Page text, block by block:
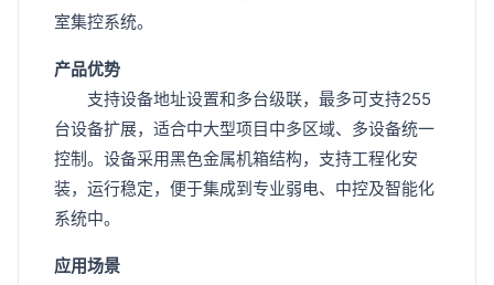
室集控系统。
产品优势
支持设备地址设置和多台级联，最多可支持255
台设备扩展，适合中大型项目中多区域、多设备统一
控制。设备采用黑色金属机箱结构，支持工程化安
装，运行稳定，便于集成到专业弱电、中控及智能化
系统中。
应用场景